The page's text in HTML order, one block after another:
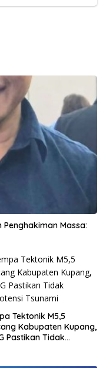
Massa:
Tektonik M5,5
Kabupaten Kupang,
Pastikan Tidak